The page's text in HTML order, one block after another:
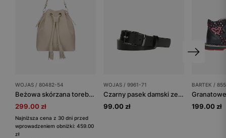
WOJAS / 80482-54
Beżowa skórzana torebka worek z frędzlami
299.00 zł
Najniższa cena z 30 dni przed
wprowadzeniem obniżki: 459.00
zł
WOJAS / 9961-71
Czarny pasek damski ze skóry licowej z ciemną sprzączką
99.00 zł
BARTEK /
199.00 zł